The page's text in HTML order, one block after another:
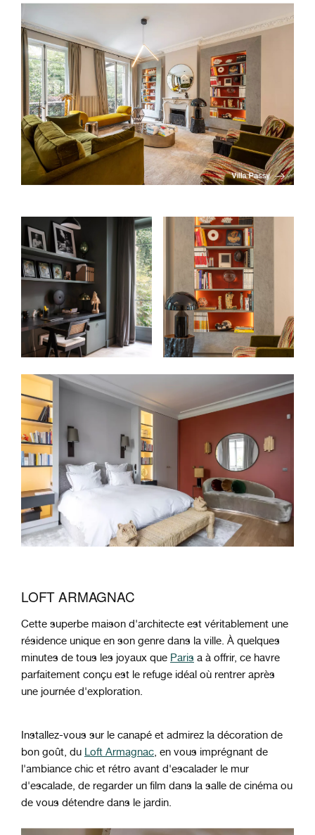
LOFT ARMAGNAC
Cette superbe maison d'architecte est véritablement une
résidence unique en son genre dans la ville. À quelques
minutes de tous les joyaux que Paris a à offrir, ce havre
parfaitement conçu est le refuge idéal où rentrer après
une journée d'exploration.
Installez-vous sur le canapé et admirez la décoration de
bon goût, du Loft Armagnac, en vous imprégnant de
l'ambiance chic et rétro avant d'escalader le mur
d'escalade, de regarder un film dans la salle de cinéma ou
de vous détendre dans le jardin.